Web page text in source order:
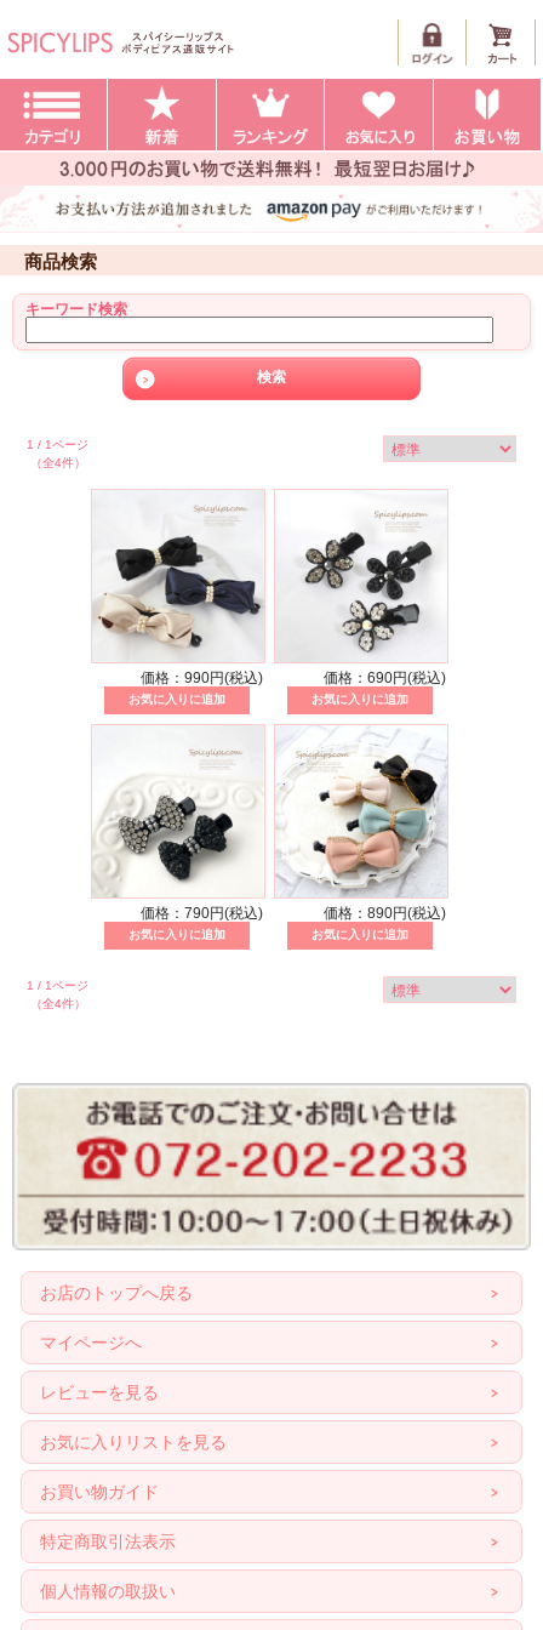
商品検索
キーワード検索
1 / 1ページ
（全4件）
価格：990円(税込) 価格：690円(税込)
価格：790円(税込) 価格：890円(税込)
1 / 1ページ
（全4件）
お店のトップへ戻る
マイページへ
レビューを見る
お気に入りリストを見る
お買い物ガイド
特定商取引法表示
個人情報の取扱い